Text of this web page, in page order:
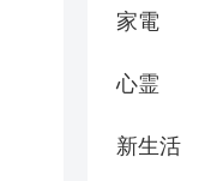
家電
心霊
新生活